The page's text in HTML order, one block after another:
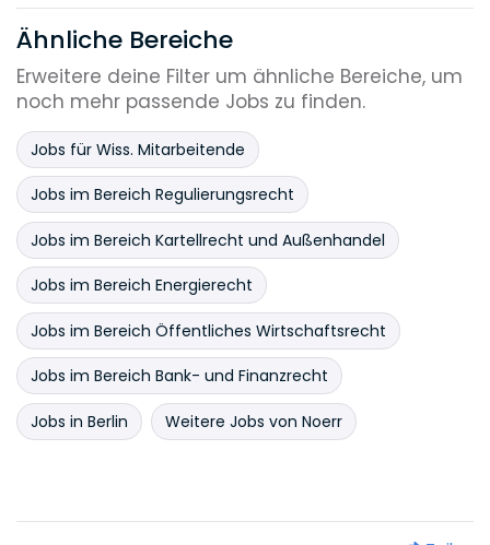
Ähnliche Bereiche
Erweitere deine Filter um ähnliche Bereiche, um
noch mehr passende Jobs zu finden.
Jobs für Wiss. Mitarbeitende
Jobs im Bereich Regulierungsrecht
Jobs im Bereich Kartellrecht und Außenhandel
Jobs im Bereich Energierecht
Jobs im Bereich Öffentliches Wirtschaftsrecht
Jobs im Bereich Bank- und Finanzrecht
Jobs in Berlin Weitere Jobs von Noerr